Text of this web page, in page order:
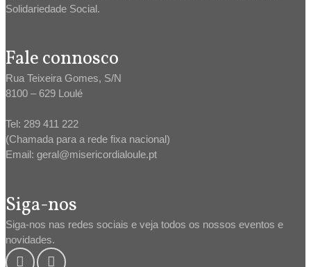
Solidariedade Social.
Fale connosco
Rua Teixeira Gomes, S/N
8100 – 629 Loulé
Tel: 289 411 222
(Chamada para a rede fixa nacional)
Email: geral@misericordialoule.pt
Siga-nos
Siga-nos nas redes sociais e veja todos os nossos eventos e
novidades.